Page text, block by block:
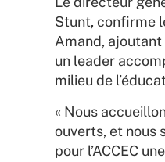
Stunt, confirme
Amand, ajoutant
un leader
milieu de
« Nous
ouverts, et nous
pour l’ACCEC